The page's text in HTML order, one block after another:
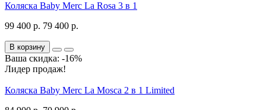
Коляска Baby Merc La Rosa 3 в 1
99 400 р. 79 400 р.
В корзину
Ваша скидка: -16%
Лидер продаж!
Коляска Baby Merc La Mosca 2 в 1 Limited